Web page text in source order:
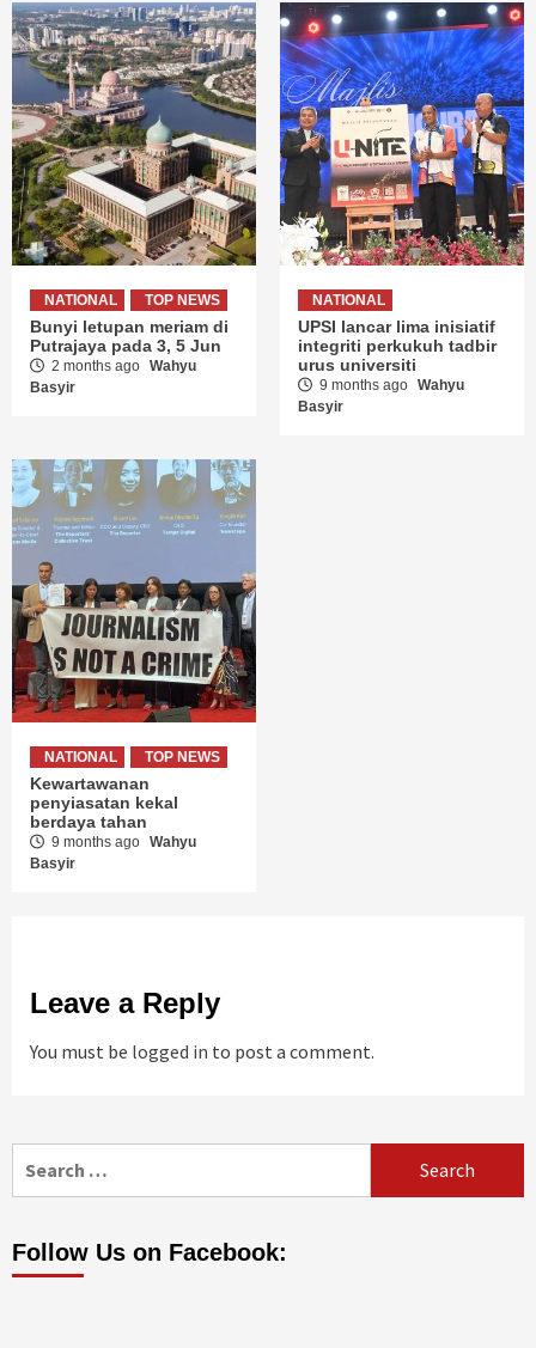
NATIONAL TOP NEWS
Bunyi letupan meriam di
Putrajaya pada 3, 5 Jun
2 months ago Wahyu
Basyir
NATIONAL
UPSI lancar lima inisiatif
integriti perkukuh tadbir
urus universiti
9 months ago Wahyu
Basyir
NATIONAL TOP NEWS
Kewartawanan
penyiasatan kekal
berdaya tahan
9 months ago Wahyu
Basyir
Leave a Reply
You must be logged in to post a comment.
for:
Follow Us on Facebook: